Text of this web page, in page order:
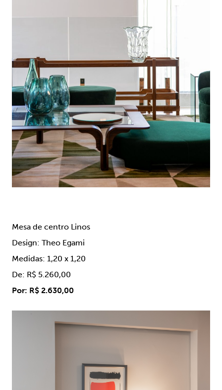
Mesa de centro Linos
Design: Theo Egami
Medidas: 1,20 x 1,20
De: R$ 5.260,00
Por: R$ 2.630,00